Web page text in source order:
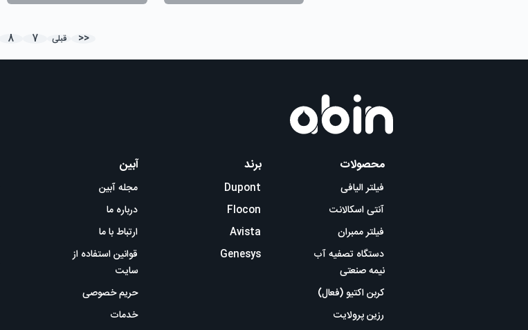
<< قبلی 7
8
محصولات
فیلتر الیافی
آنتی اسکالانت
فیلتر ممبران
دستگاه تصفیه آب
نیمه صنعتی
کربن اکتیو (فعال)
رزین پرولایت
برند
Dupont
Flocon
Avista
Genesys
آبین
مجله آبین
درباره ما
ارتباط با ما
قوانین استفاده از
سایت
حریم خصوصی
خدمات